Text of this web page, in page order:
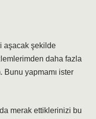
aşacak şekilde
daha fazla
yapmamı ister
merak ettiklerinizi bu